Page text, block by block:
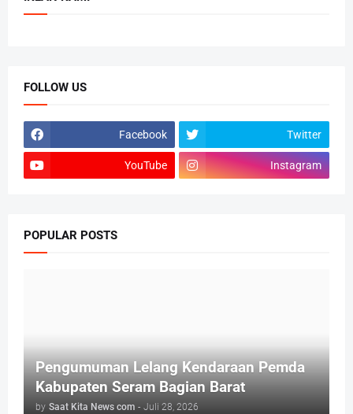
FOLLOW US
Facebook Twitter
YouTube Instagram
POPULAR POSTS
Pengumuman Lelang Kendaraan Pemda
Kabupaten Seram Bagian Barat
by Saat Kita News com - Juli 28, 2026